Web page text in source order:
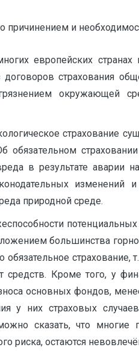
причинением и
европейских
договоров страхования
окружающей
страхование
обязательном
в результате аварии
изменений
природной среде.
большинства
обязательное
средств. Кроме того, у
основных фондов,
у них страховых
сказать, что
риска, остаются